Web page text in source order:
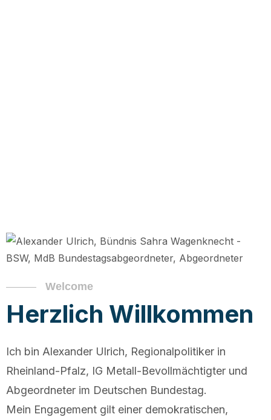
Welcome
Herzlich Willkommen
Ich bin Alexander Ulrich, Regionalpolitiker in
Rheinland-Pfalz, IG Metall-Bevollmächtigter und
Abgeordneter im Deutschen Bundestag.
Mein Engagement gilt einer demokratischen,